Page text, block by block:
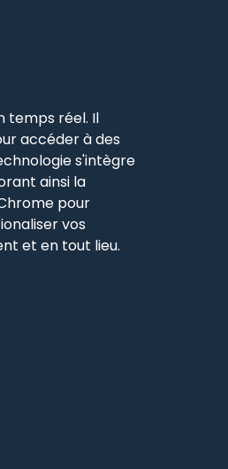
temps réel. Il
accéder à des
s'intègre
ainsi la
pour
vos
et en tout lieu.